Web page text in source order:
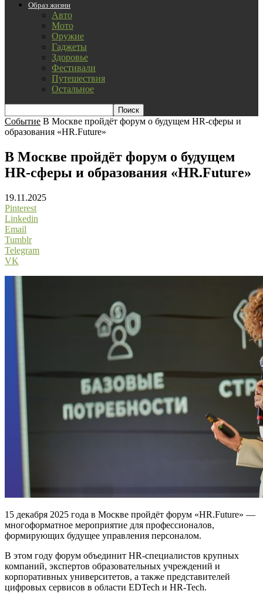
Образ жизни
Авто
Мото
Оружие
Гаджеты
Здоровье
Фестивали
Путешествия
Остальное
Событие В Москве пройдёт форум о будущем HR-сферы и
образования «HR.Future»
В Москве пройдёт форум о будущем
HR-сферы и образования «HR.Future»
19.11.2025
Pinterest
Linkedin
Email
Tumblr
Telegram
VK
15 декабря 2025 года в Москве пройдёт форум «HR.Future» —
многоформатное мероприятие для профессионалов,
формирующих будущее управления персоналом.
В этом году форум объединит HR-специалистов крупных
компаний, экспертов образовательных учреждений и
корпоративных университетов, а также представителей
цифровых сервисов в области EDTech и HR-Tech.